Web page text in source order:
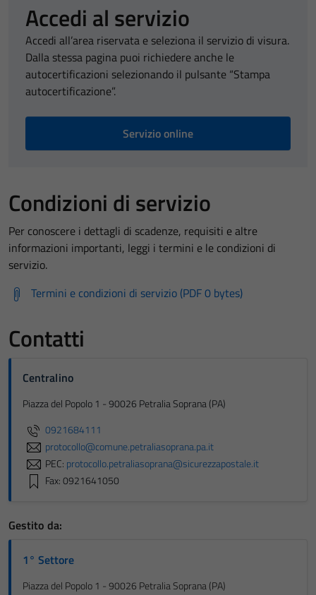
Accedi al servizio
Accedi all’area riservata e seleziona il servizio di visura.
Dalla stessa pagina puoi richiedere anche le
autocertificazioni selezionando il pulsante “Stampa
autocertificazione”.
Servizio online
Condizioni di servizio
Per conoscere i dettagli di scadenze, requisiti e altre
informazioni importanti, leggi i termini e le condizioni di
servizio.
Termini e condizioni di servizio (PDF 0 bytes)
Contatti
Centralino
Piazza del Popolo 1 - 90026 Petralia Soprana (PA)
0921684111
protocollo@comune.petraliasoprana.pa.it
PEC: protocollo.petraliasoprana@sicurezzapostale.it
Fax: 0921641050
Gestito da:
1° Settore
Piazza del Popolo 1 - 90026 Petralia Soprana (PA)